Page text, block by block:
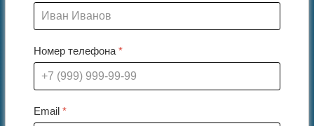
Номер телефона *
Email *